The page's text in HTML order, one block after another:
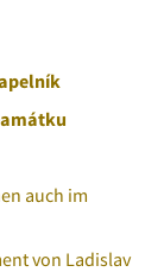
auch im
von Ladislav